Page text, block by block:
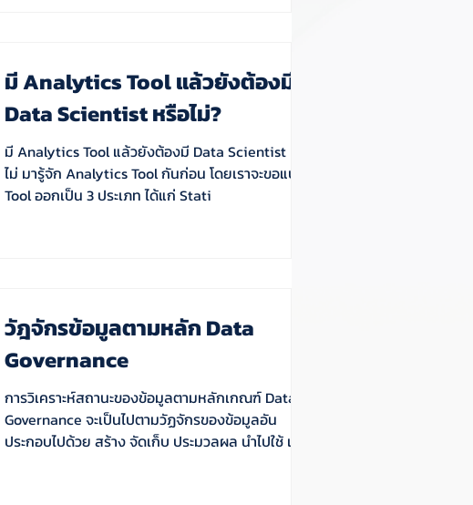
มี Analytics Tool แล้วยังต้องมี
Data Scientist หรือไม่?
มี Analytics Tool แล้วยังต้องมี Data Scientist หรือ
ไม่ มารู้จัก Analytics Tool กันก่อน โดยเราจะขอแบ่ง
Tool ออกเป็น 3 ประเภท ได้แก่ Stati
วัฎจักรข้อมูลตามหลัก Data
Governance
การวิเคราะห์สถานะของข้อมูลตามหลักเกณฑ์ Data
Governance จะเป็นไปตามวัฏจักรของข้อมูลอัน
ประกอบไปด้วย สร้าง จัดเก็บ ประมวลผล นำไปใช้ เปิด